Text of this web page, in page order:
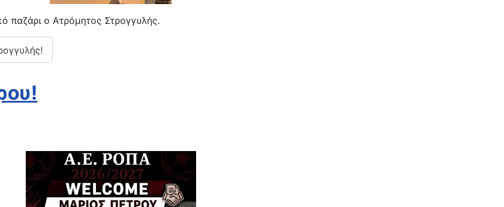
παζάρι ο Ατρόμητος Στρογγυλής.